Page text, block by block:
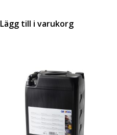
Lägg till i varukorg